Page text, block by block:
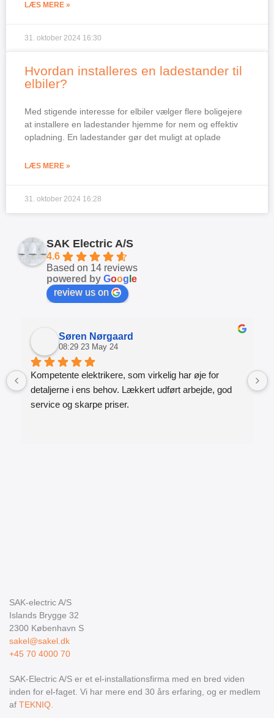
LÆS MERE »
31. oktober 2024 16:30
Hvordan installeres en ladestander til
elbiler?
Med stigende interesse for elbiler vælger flere boligejere
at installere en ladestander hjemme for nem og effektiv
opladning. En ladestander gør det muligt at oplade
LÆS MERE »
31. oktober 2024 16:28
SAK Electric A/S
4.6
Based on 14 reviews
powered by Goog e
review us on
Søren Nørgaard
08:29 23 May 24
Kompetente elektrikere, som virkelig har øje for
detaljerne i ens behov. Lækkert udført arbejde, god
service og skarpe priser.
SAK-electric A/S
Islands Brygge 32
2300 København S
sakel@sakel.dk
+45 70 4000 70
SAK-Electric A/S er et el-installationsfirma med en bred viden
inden for el-faget. Vi har mere end 30 års erfaring, og er medlem
af TEKNIQ.